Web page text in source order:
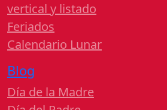
vertical y listado
Feriados
Calendario Lunar
Blog
Día de la Madre